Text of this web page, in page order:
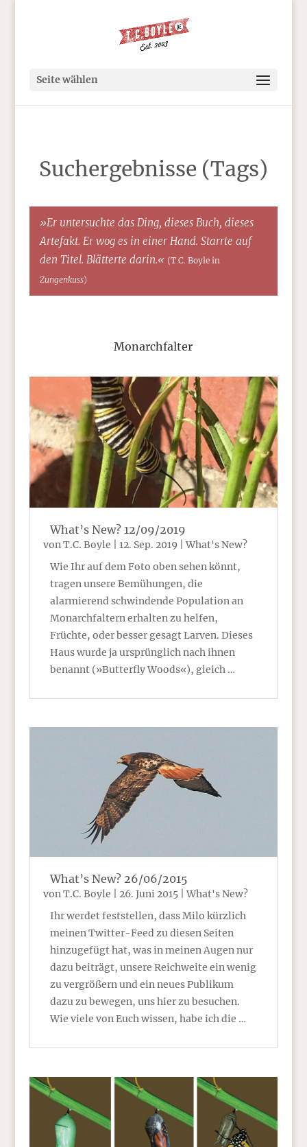
Seite wählen
Suchergebnisse (Tags)
»Er untersuchte das Ding, dieses Buch, dieses
Artefakt. Er wog es in einer Hand. Starrte auf
den Titel. Blätterte darin.« (T.C. Boyle in
Zungenkuss)
Monarchfalter
What’s New? 12/09/2019
von T.C. Boyle 12. Sep. 2019|What's New?
Wie Ihr auf dem Foto oben sehen könnt,
tragen unsere Bemühungen, die
alarmierend schwindende Population an
Monarchfaltern erhalten zu helfen,
Früchte, oder besser gesagt Larven. Dieses
Haus wurde ja ursprünglich nach ihnen
benannt (»Butterfly Woods«), gleich …
What’s New? 26/06/2015
vonT.C. Boyle 26. Juni 2015|What's New?
Ihr werdet feststellen, dass Milo kürzlich
meinen Twitter-Feed zu diesen Seiten
hinzugefügt hat, was in meinen Augen nur
dazu beiträgt, unsere Reichweite ein wenig
zu vergrößern und ein neues Publikum
dazu zu bewegen, uns hier zu besuchen.
Wie viele von Euch wissen, habe ich die …